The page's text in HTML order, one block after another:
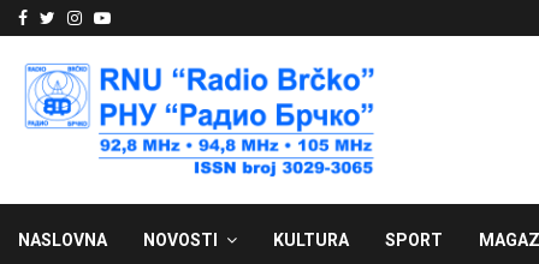
Facebook
Twitter
Instagram
Youtube
NASLOVNA NOVOSTI KULTURA SPORT